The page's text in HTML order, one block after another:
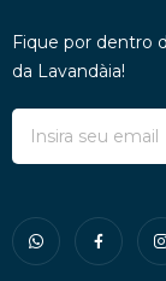
Fique por dentro
da Lavandàia!